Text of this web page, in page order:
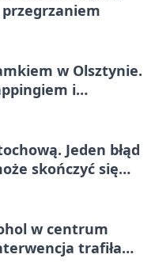
w Olsztynie.
i
Jeden błąd
skończyć się
w centrum
trafiła